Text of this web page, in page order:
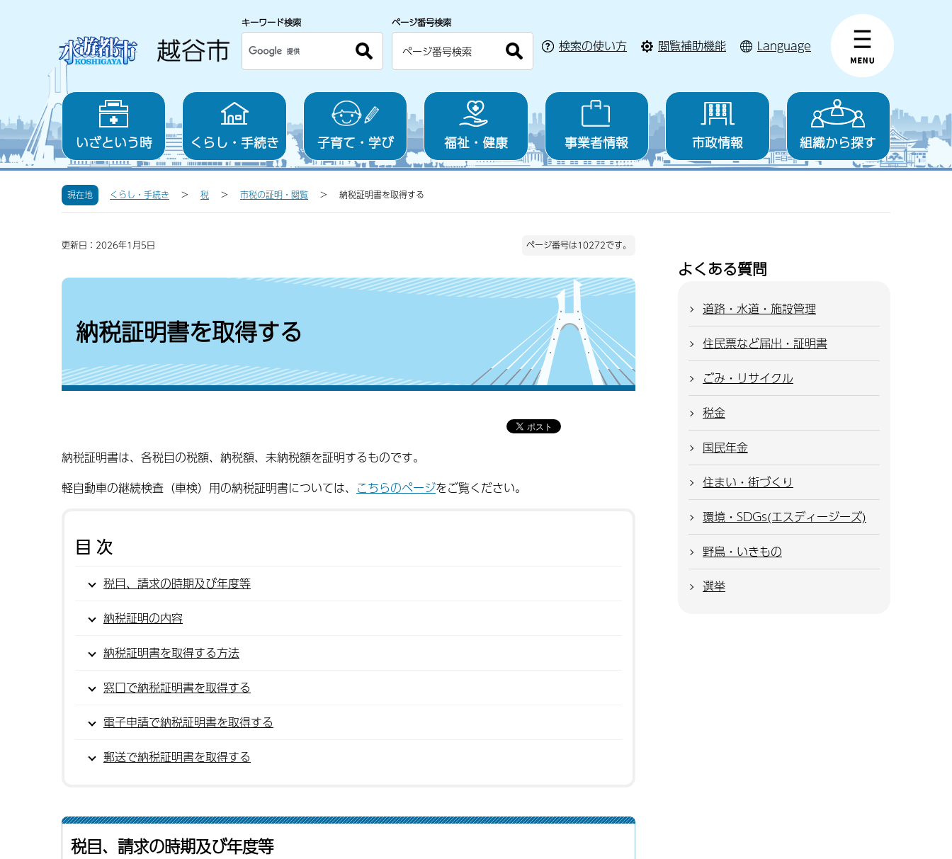
キーワード検索 ページ番号検索
検索の使い方 閲覧補助機能 Language
いざという時 くらし・手続き 子育て・学び 福祉・健康 事業者情報 市政情報 組織から探す
現在地 くらし・手続き 税 市税の証明・閲覧 納税証明書を取得する
更新日：2026年1月5日 ページ番号は10272です。
納税証明書を取得する
納税証明書は、各税目の税額、納税額、未納税額を証明するものです。
軽自動車の継続検査（車検）用の納税証明書については、 こちらのページをご覧ください。
目次
税目、請求の時期及び年度等
納税証明の内容
納税証明書を取得する方法
窓口で納税証明書を取得する
電子申請で納税証明書を取得する
郵送で納税証明書を取得する
税目、請求の時期及び年度等
よくある質問
道路・水道・施設管理
住民票など届出・証明書
ごみ・リサイクル
税金
国民年金
住まい・街づくり
環境・SDGs(エスディージーズ)
野鳥・いきもの
選挙